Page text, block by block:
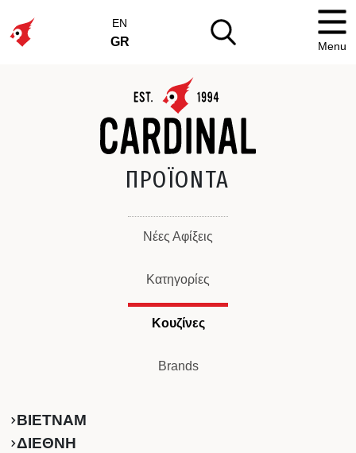
EN
GR Menu
ΠΡΟΪΟΝΤΑ
Νέες Αφίξεις
Κατηγορίες
Κουζίνες
Brands
ΒΙΕΤΝΑΜ
ΔΙΕΘΝΗ